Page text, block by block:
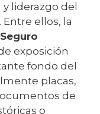
liderazgo del
ellos, la
exposición
fondo del
placas,
de
o